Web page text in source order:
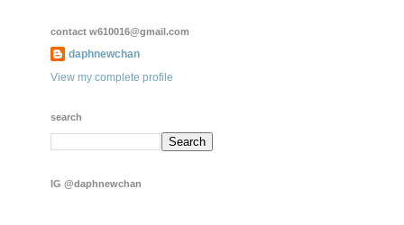
contact w610016@gmail.com
daphnewchan
View my complete profile
search
IG @daphnewchan